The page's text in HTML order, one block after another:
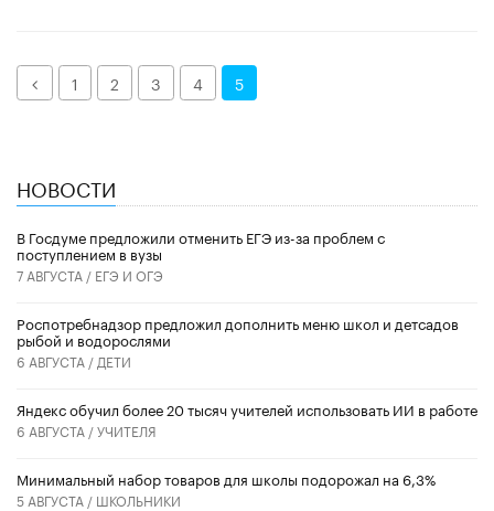
Назад1 2 3 4 5
НОВОСТИ
В Госдуме предложили отменить ЕГЭ из-за проблем с
поступлением в вузы
7 АВГУСТА / ЕГЭ И ОГЭ
Роспотребнадзор предложил дополнить меню школ и детсадов
рыбой и водорослями
6 АВГУСТА / ДЕТИ
​Яндекс обучил более 20 тысяч учителей использовать ИИ в работе
6 АВГУСТА /УЧИТЕЛЯ
Минимальный набор товаров для школы подорожал на 6,3%
5 АВГУСТА / ШКОЛЬНИКИ